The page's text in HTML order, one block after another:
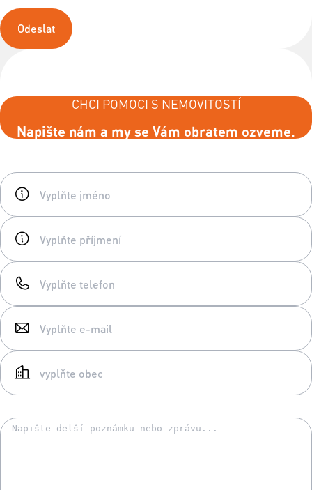
Odeslat
CHCI POMOCI S NEMOVITOSTÍ
Napište nám a my se Vám obratem ozveme.